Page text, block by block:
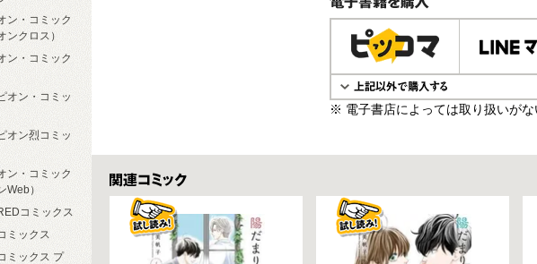
電子書籍で購入
※ 電子書店によっては取り扱いが
関連コミックス
ン・コミック
ンクロス）
ン・コミック
オン・コミッ
オン烈コミッ
ン・コミック
Web）
コミックス
ミックス
ミックス プ